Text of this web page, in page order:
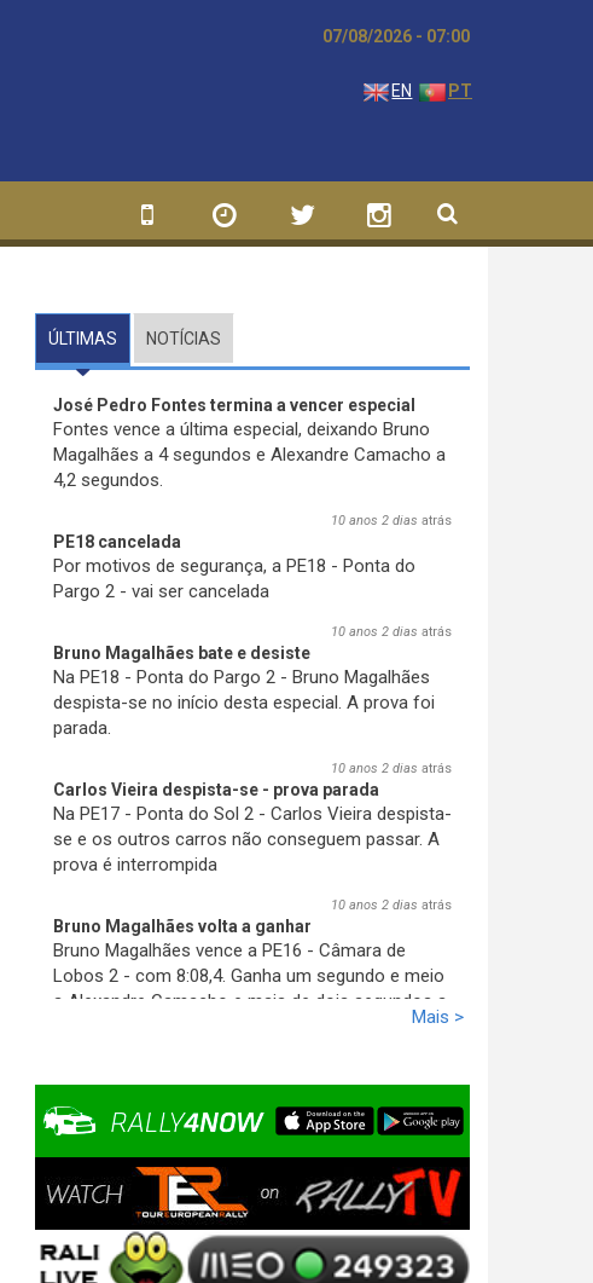
07/08/2026 - 07:00
EN PT
ÚLTIMAS (SEPARADOR ATIVO)
NOTÍCIAS
José Pedro Fontes termina a vencer especial
Fontes vence a última especial, deixando Bruno
Magalhães a 4 segundos e Alexandre Camacho a
4,2 segundos.
10 anos 2 dias atrás
PE18 cancelada
Por motivos de segurança, a PE18 - Ponta do
Pargo 2 - vai ser cancelada
10 anos 2 dias atrás
Bruno Magalhães bate e desiste
Na PE18 - Ponta do Pargo 2 - Bruno Magalhães
despista-se no início desta especial. A prova foi
parada.
10 anos 2 dias atrás
Carlos Vieira despista-se - prova parada
Na PE17 - Ponta do Sol 2 - Carlos Vieira despista-
se e os outros carros não conseguem passar. A
prova é interrompida
10 anos 2 dias atrás
Bruno Magalhães volta a ganhar
Bruno Magalhães vence a PE16 - Câmara de
Lobos 2 - com 8:08,4. Ganha um segundo e meio
a Alexandre Camacho e mais de dois segundos a
José Pedro Fontes. A sua vantagem aumenta.Mais >